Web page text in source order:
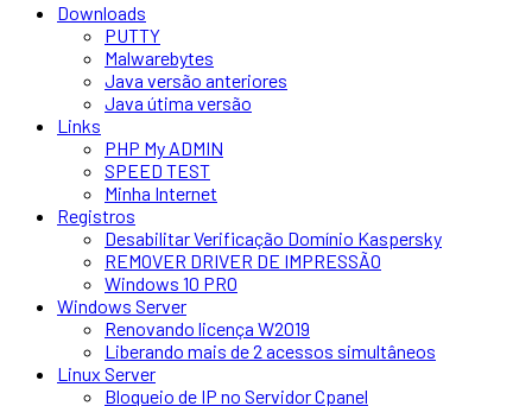
Downloads
PUTTY
Malwarebytes
Java versão anteriores
Java útima versão
Links
PHP My ADMIN
SPEED TEST
Minha Internet
Registros
Desabilitar Verificação Domínio Kaspersky
REMOVER DRIVER DE IMPRESSÃO
Windows 10 PRO
Windows Server
Renovando licença W2019
Liberando mais de 2 acessos simultâneos
Linux Server
Bloqueio de IP no Servidor Cpanel